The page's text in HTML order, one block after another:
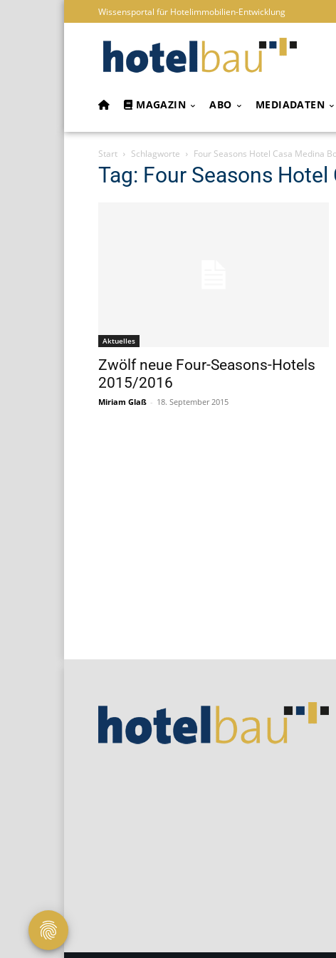
Wissensportal für Hotelimmobilien-Entwicklung
MAGAZIN ABO MEDIADATEN
Start Schlagworte Four Seasons Hotel Casa Medina
Tag: Four Seasons
Aktuelles
Zwölf neue Four-Seasons-Hotels
2015/2016
Miriam Glaß - 18. September 2015